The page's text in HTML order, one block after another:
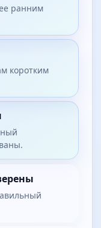
ранним
коротким